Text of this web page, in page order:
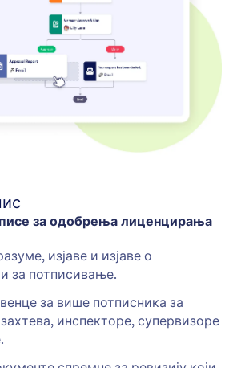
за одобрења лиценцирања
изјаве и изјаве о
за потписивање.
за више потписника за
инспекторе, супервизоре